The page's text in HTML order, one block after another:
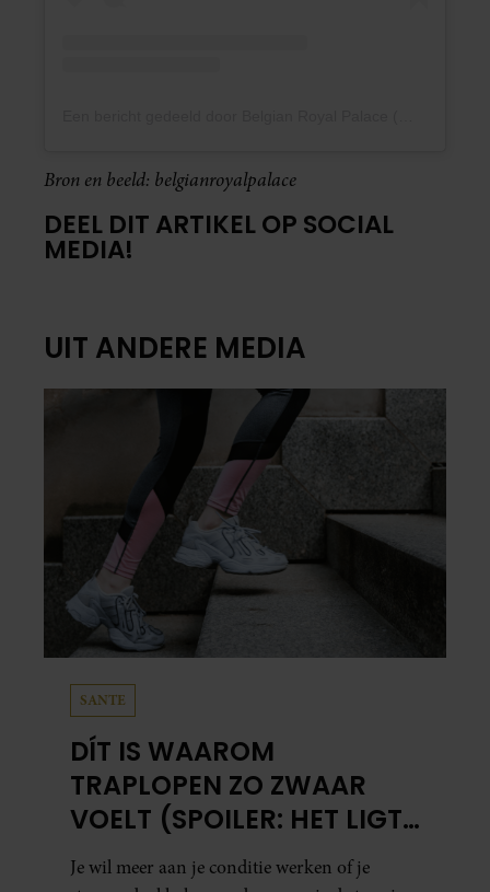
Bron en beeld: belgianroyalpalace
DEEL DIT ARTIKEL OP SOCIAL
MEDIA!
UIT ANDERE MEDIA
SANTE
DÍT IS WAAROM
TRAPLOPEN ZO ZWAAR
VOELT (SPOILER: HET LIGT
NIET AAN JE CONDITIE)
Je wil meer aan je conditie werken of je